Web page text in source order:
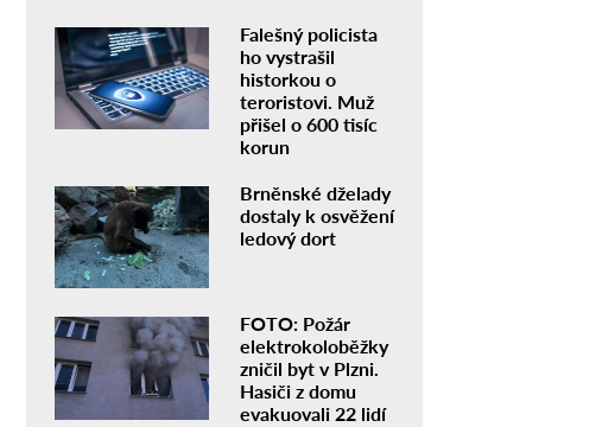
Falešný policista
ho vystrašil
historkou o
teroristovi. Muž
přišel o 600 tisíc
korun
Brněnské dželady
dostaly k osvěžení
ledový dort
FOTO: Požár
elektrokoloběžky
zničil byt v Plzni.
Hasiči z domu
evakuovali 22 lidí